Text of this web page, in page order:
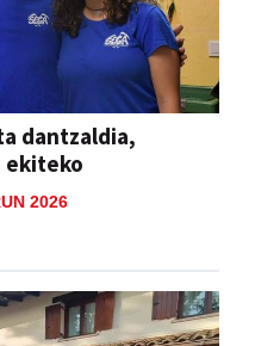
dantzaldia,
ekiteko
2026